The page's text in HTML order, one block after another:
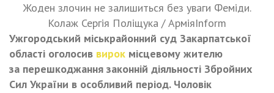
Жоден злочин не залишиться без уваги Феміди.
Колаж Сергія Поліщука / АрміяInform
Ужгородський міськрайонний суд Закарпатської
області оголосив вирок місцевому жителю
за перешкоджання законній діяльності Збройних
Сил України в особливий період. Чоловік